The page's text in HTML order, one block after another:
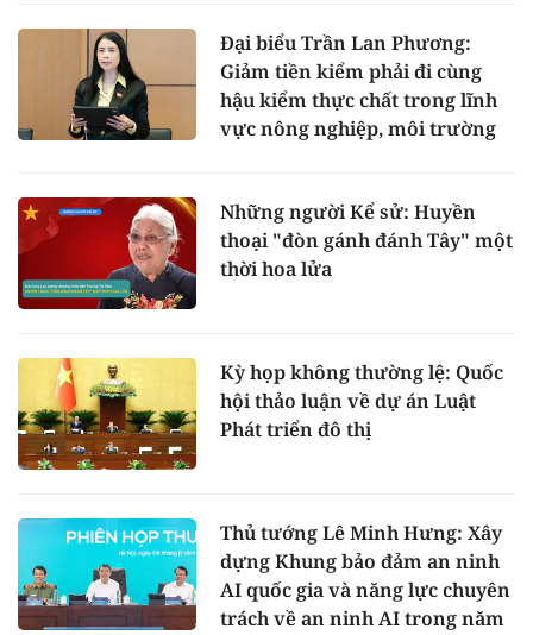
Đại biểu Trần Lan Phương:
Giảm tiền kiểm phải đi cùng
hậu kiểm thực chất trong lĩnh
vực nông nghiệp, môi trường
Những người Kể sử: Huyền
thoại "đòn gánh đánh Tây" một
thời hoa lửa
Kỳ họp không thường lệ: Quốc
hội thảo luận về dự án Luật
Phát triển đô thị
Thủ tướng Lê Minh Hưng: Xây
dựng Khung bảo đảm an ninh
AI quốc gia và năng lực chuyên
trách về an ninh AI trong năm